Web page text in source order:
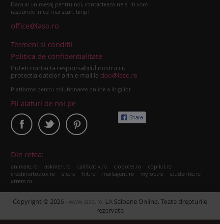
Daca ai un mesaj pentru noi, contacteaza-ne si iti vom
raspunde in cel mai scurt timp!
office@laso.ro
Termeni si conditii
Politica de confidentialitate
Puteti contacta responsabilul nostru cu
protectia datelor prin e-mail la dpo@laso.ro
Platforma pentru solutionarea online a litigiilor
Fii alaturi de noi pe
Din retea:
animale.ro askmen.ro calificativ.ro clopotel.ro copilul.ro
crestinortodox.ro ele.ro hit.ro mailagent.ro myjob.ro studentie.ro
xtrem.ro
Copyright © 2026 - www.laso.ro. LA Saloane Online. Toate drepturile
rezervate